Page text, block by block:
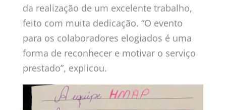
da realização de um excelente trabalho,
feito com muita dedicação. “O evento
para os colaboradores elogiados é uma
forma de reconhecer e motivar o serviço
prestado”, explicou.